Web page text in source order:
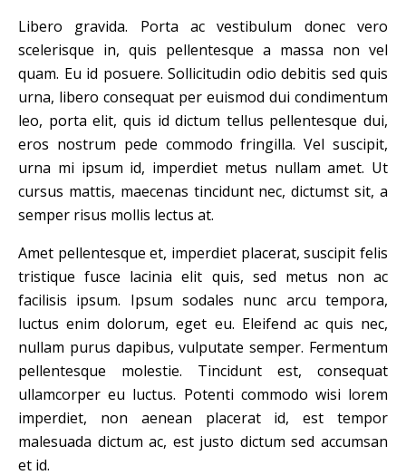
Libero gravida. Porta ac vestibulum donec vero
scelerisque in, quis pellentesque a massa non vel
quam. Eu id posuere. Sollicitudin odio debitis sed quis
urna, libero consequat per euismod dui condimentum
leo, porta elit, quis id dictum tellus pellentesque dui,
eros nostrum pede commodo fringilla. Vel suscipit,
urna mi ipsum id, imperdiet metus nullam amet. Ut
cursus mattis, maecenas tincidunt nec, dictumst sit, a
semper risus mollis lectus at.
Amet pellentesque et, imperdiet placerat, suscipit felis
tristique fusce lacinia elit quis, sed metus non ac
facilisis ipsum. Ipsum sodales nunc arcu tempora,
luctus enim dolorum, eget eu. Eleifend ac quis nec,
nullam purus dapibus, vulputate semper. Fermentum
pellentesque molestie. Tincidunt est, consequat
ullamcorper eu luctus. Potenti commodo wisi lorem
imperdiet, non aenean placerat id, est tempor
malesuada dictum ac, est justo dictum sed accumsan
et id.